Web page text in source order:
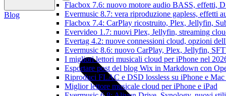
Flacbox 7.6: nuovo motore audio BASS, effetti,
Evermusic 8.7: vera riproduzione gapless, effetti
Flacbox 7.4: CarPlay ricostruito, Plex, Jellyfin,
Evervideo 1.7: nuovi Plex, Jellyfin, streaming
Evertag 4.2: nuove connessioni cloud, opzioni
Evermusic 8.6: nuovo CarPlay, Plex, Jellyfin,
I migliori lettori musicali cloud per iPhone nel
Esportare post del blog Wix in Markdown con
Riproduci FLAC e DSD lossless su iPhone e
Miglior lettore musicale cloud per iPhone e iPad
Blog